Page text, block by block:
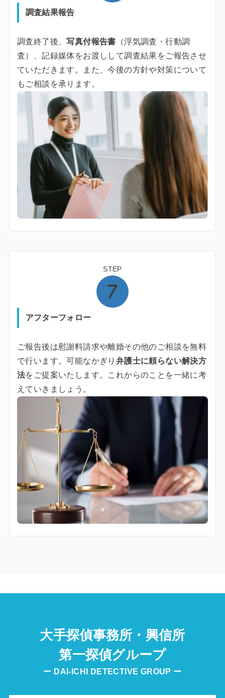
調査結果報告
調査終了後、写真付報告書 （浮気調査・行動調
査）、記録媒体をお渡しして調査結果をご報告させ
ていただきます。また、今後の方針や対策について
もご相談を承ります。
STEP
アフターフォロー
ご報告後は慰謝料請求や離婚その他のご相談を無料
で行います。可能なかぎり 弁護士に頼らない解決方
法をご提案いたします。これからのことを一緒に考
えていきましょう。
大手探偵事務所・興信所
第一探偵グループ
ー DAI-ICHI DETECTIVE GROUP ー